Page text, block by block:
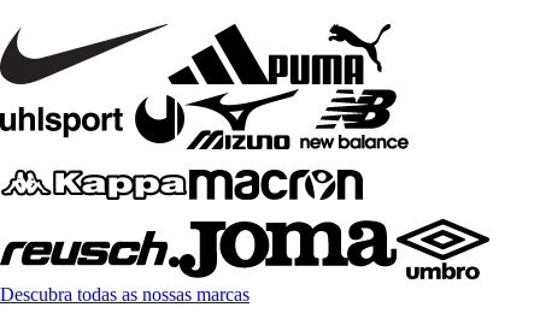
Descubra todas as nossas marcas